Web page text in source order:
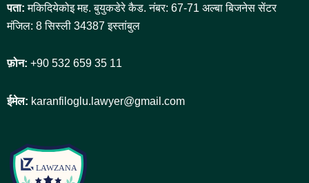
पता: मकिदियेकोइ मह. बुयुकडेरे कैड. नंबर: 67-71 अल्बा बिजनेस सेंटर
मंजिल: 8 सिस्ली 34387 इस्तांबुल
फ़ोन: +90 532 659 35 11
ईमेल: karanfiloglu.lawyer@gmail.com